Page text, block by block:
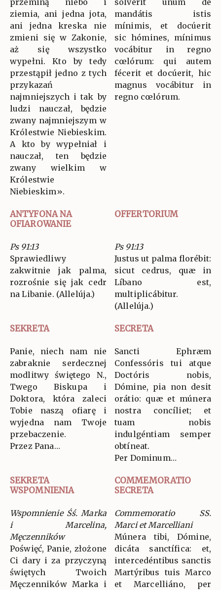
przeminą niebo i
ziemia, ani jedna jota,
ani jedna kreska nie
zmieni się w Zakonie,
aż się wszystko
wypełni. Kto by tedy
przestąpił jedno z tych
przykazań
najmniejszych i tak by
ludzi nauczał, będzie
zwany najmniejszym w
Królestwie Niebieskim.
A kto by wypełniał i
nauczał, ten będzie
zwany wielkim w
Królestwie
Niebieskim».
sólverit unum de
mandátis istis
mínimis, et docúerit
sic hómines, mínimus
vocábitur in regno
cœlórum: qui autem
fécerit et docúerit, hic
magnus vocábitur in
regno cœlórum.
ANTYFONA NA
OFIAROWANIE
OFFERTORIUM
Ps 91:13
Sprawiedliwy
zakwitnie jak palma,
rozrośnie się jak cedr
na Libanie. (Allelúja.)
Ps 91:13
Justus ut palma florébit:
sicut cedrus, quæ in
Líbano est,
multiplicábitur.
(Allelúja.)
SEKRETA SECRETA
Panie, niech nam nie
zabraknie serdecznej
modlitwy świętego N.,
Twego Biskupa i
Doktora, która zaleci
Tobie naszą ofiarę i
wyjedna nam Twoje
przebaczenie.
Przez Pana…
Sancti Ephræm
Confessóris tui atque
Doctóris nobis,
Dómine, pia non desit
orátio: quæ et múnera
nostra concíliet; et
tuam nobis
indulgéntiam semper
obtíneat.
Per Dominum…
SEKRETA
WSPOMNIENIA
COMMEMORATIO
SECRETA
Wspomnienie Śś. Marka
i Marcelina,
Męczenników
Poświęć, Panie, złożone
Ci dary i za przyczyną
świętych Twoich
Męczenników Marka i
Commemoratio SS.
Marci et Marcelliani
Múnera tibi, Dómine,
dicáta sanctífica: et,
intercedéntibus sanctis
Martýribus tuis Marco
et Marcelliáno, per